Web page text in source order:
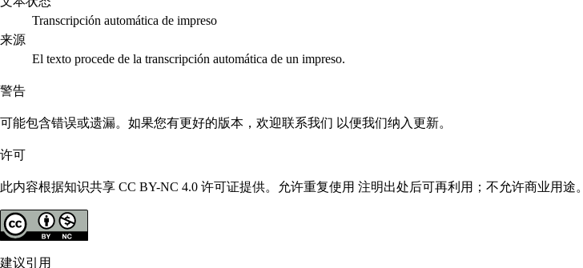
Transcripción automática de impreso
来源
El texto procede de la transcripción automática de un impreso.
警告
可能包含错误或遗漏。如果您有更好的版本，欢迎联系我们 以便我们纳入更新。
许可
此内容根据知识共享 CC BY-NC 4.0 许可证提供。允许重复使用 注明出处后可再利用；不允许商业用途。
建议引用